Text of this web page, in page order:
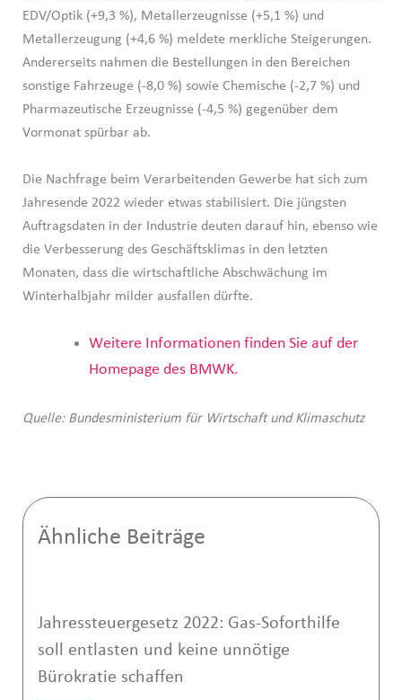
EDV/Optik (+9,3 %), Metallerzeugnisse (+5,1 %) und
Metallerzeugung (+4,6 %) meldete merkliche Steigerungen.
Andererseits nahmen die Bestellungen in den Bereichen
sonstige Fahrzeuge (-8,0 %) sowie Chemische (-2,7 %) und
Pharmazeutische Erzeugnisse (-4,5 %) gegenüber dem
Vormonat spürbar ab.
Die Nachfrage beim Verarbeitenden Gewerbe hat sich zum
Jahresende 2022 wieder etwas stabilisiert. Die jüngsten
Auftragsdaten in der Industrie deuten darauf hin, ebenso wie
die Verbesserung des Geschäftsklimas in den letzten
Monaten, dass die wirtschaftliche Abschwächung im
Winterhalbjahr milder ausfallen dürfte.
Weitere Informationen finden Sie auf der
Homepage des BMWK.
Quelle: Bundesministerium für Wirtschaft und Klimaschutz
Ähnliche Beiträge
Jahressteuergesetz 2022: Gas-Soforthilfe
soll entlasten und keine unnötige
Bürokratie schaffen